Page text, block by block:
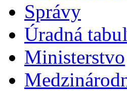
Správy
Úradná
Ministerstvo